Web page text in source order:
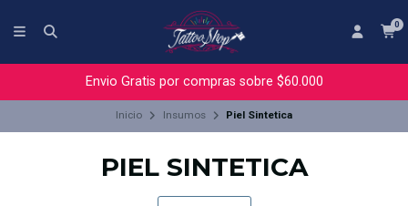
0
Envio Gratis por compras sobre $60.000
Inicio Insumos Piel Sintetica
PIEL SINTETICA